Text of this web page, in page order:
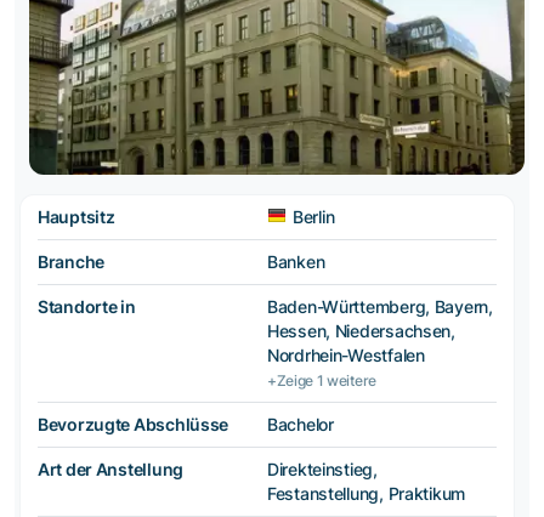
Hauptsitz Berlin
Branche Banken
Standorte in
Baden-Württemberg, Bayern,
Hessen, Niedersachsen,
Nordrhein-Westfalen
+Zeige 1 weitere
Bevorzugte Abschlüsse Bachelor
Art der Anstellung
Direkteinstieg,
Festanstellung, Praktikum